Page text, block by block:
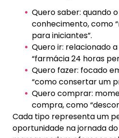
Quero saber: quando
conhecimento, como
para iniciantes”.
Quero ir: relacionado
“farmácia 24 horas
Quero fazer: focado
“como consertar um
Quero comprar:
compra, como
Cada tipo representa um
oportunidade na jornada